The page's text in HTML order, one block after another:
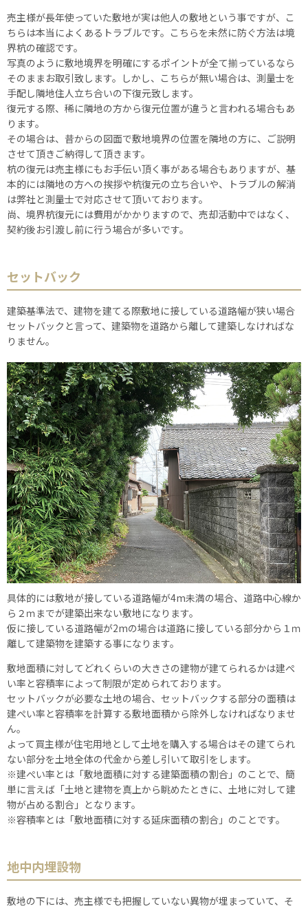
売主様が長年使っていた敷地が実は他人の敷地という事ですが、こ
ちらは本当によくあるトラブルです。こちらを未然に防ぐ方法は境
界杭の確認です。
写真のように敷地境界を明確にするポイントが全て揃っているなら
そのままお取引致します。しかし、こちらが無い場合は、測量士を
手配し隣地住人立ち合いの下復元致します。
復元する際、稀に隣地の方から復元位置が違うと言われる場合もあ
ります。
その場合は、昔からの図面で敷地境界の位置を隣地の方に、ご説明
させて頂きご納得して頂きます。
杭の復元は売主様にもお手伝い頂く事がある場合もありますが、基
本的には隣地の方への挨拶や杭復元の立ち合いや、トラブルの解消
は弊社と測量士で対応させて頂いております。
尚、境界杭復元には費用がかかりますので、売却活動中ではなく、
契約後お引渡し前に行う場合が多いです。
セットバック
建築基準法で、建物を建てる際敷地に接している道路幅が狭い場合
セットバックと言って、建築物を道路から離して建築しなければな
りません。
具体的には敷地が接している道路幅が4m未満の場合、道路中心線か
ら２ｍまでが建築出来ない敷地になります。
仮に接している道路幅が2mの場合は道路に接している部分から１ｍ
離して建築物を建築する事になります。
敷地面積に対してどれくらいの大きさの建物が建てられるかは建ぺ
い率と容積率によって制限が定められております。
セットバックが必要な土地の場合、セットバックする部分の面積は
建ぺい率と容積率を計算する敷地面積から除外しなければなりませ
ん。
よって買主様が住宅用地として土地を購入する場合はその建てられ
ない部分を土地全体の代金から差し引いて取引をします。
※建ぺい率とは「敷地面積に対する建築面積の割合」のことで、簡
単に言えば「土地と建物を真上から眺めたときに、土地に対して建
物が占める割合」となります。
※容積率とは「敷地面積に対する延床面積の割合」のことです。
地中内埋設物
敷地の下には、売主様でも把握していない異物が埋まっていて、そ